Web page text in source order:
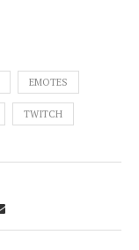
EMOTES
TWITCH